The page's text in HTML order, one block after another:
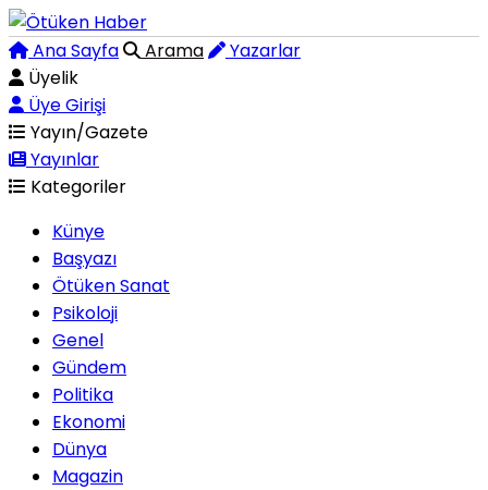
Ana Sayfa Arama
Yazarlar
Üyelik
Üye Girişi
Yayın/Gazete
Yayınlar
Kategoriler
Künye
Başyazı
Ötüken Sanat
Psikoloji
Genel
Gündem
Politika
Ekonomi
Dünya
Magazin